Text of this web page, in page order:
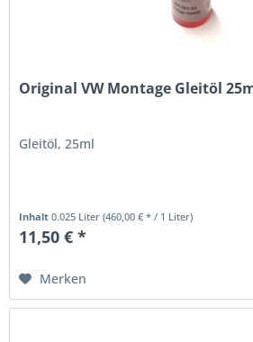
Original VW Montage Gleitöl
Gleitöl, 25ml
Inhalt0.025 Liter(460,00 € * / 1 Liter)
11,50 € *
Merken